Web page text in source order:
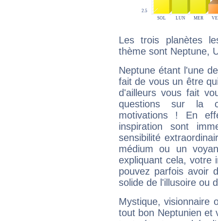
Les trois planètes
thème sont Neptune,
Neptune étant l'une
fait de vous un être
d'ailleurs vous fait
questions sur la
motivations ! En
inspiration sont
sensibilité
médium ou un
expliquant cela, votre
pouvez parfois avoir
solide de l'illusoire ou
Mystique, visionnaire
tout bon Neptunien et